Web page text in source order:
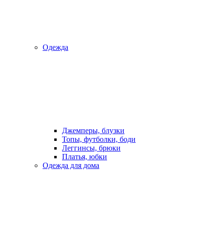
Одежда
Джемперы, блузки
Топы, футболки, боди
Леггинсы, брюки
Платья, юбки
Одежда для дома